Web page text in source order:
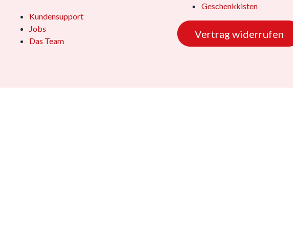
Kundensupport
Jobs
Das Team
Geschenkkisten
Vertrag widerrufen